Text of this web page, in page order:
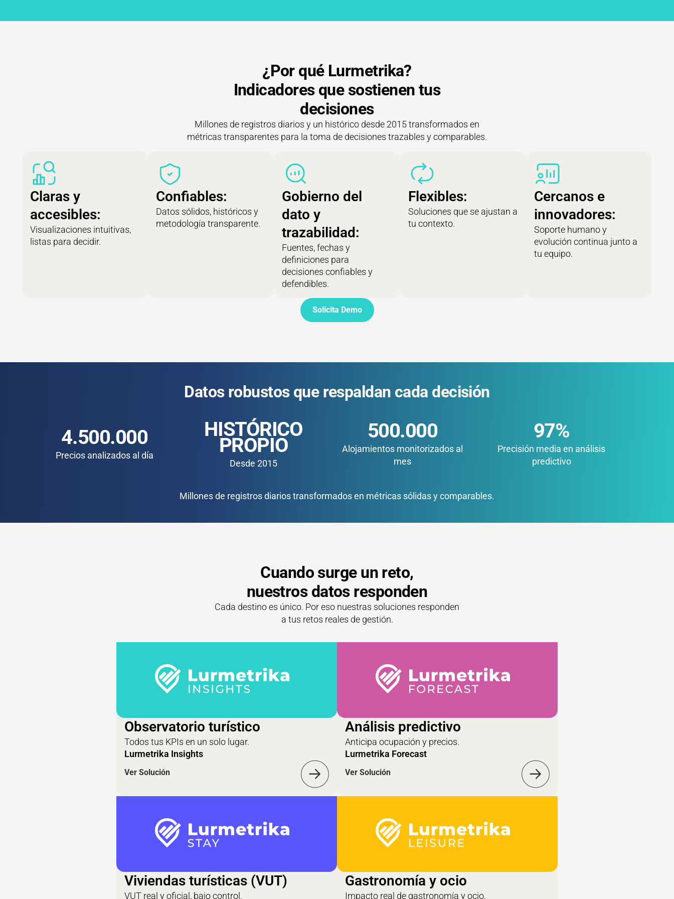
¿Por qué Lurmetrika?
Indicadores que sostienen tus
decisiones
Millones de registros diarios y un histórico desde 2015 transformados en
métricas transparentes para la toma de decisiones trazables y comparables.
Claras y
accesibles:
Visualizaciones intuitivas,
listas para decidir.
Confiables:
Datos sólidos, históricos y
metodología transparente.
Gobierno del
dato y
trazabilidad:
Fuentes, fechas y
definiciones para
decisiones confiables y
defendibles.
Flexibles:
Soluciones que se ajustan a
tu contexto.
Cercanos e
innovadores:
Soporte humano y
evolución continua junto a
tu equipo.
Solicita Demo
Datos robustos que respaldan cada decisión
4.500.000
Precios analizados al día
HISTÓRICO
PROPIO
Desde 2015
500.000
Alojamientos monitorizados al
mes
97%
Precisión media en análisis
predictivo
Millones de registros diarios transformados en métricas sólidas y comparables.
Cuando surge un reto,
nuestros datos responden
Cada destino es único. Por eso nuestras soluciones responden
a tus retos reales de gestión.
Observatorio turístico
Todos tus KPIs en un solo lugar.
Lurmetrika Insights
Ver Solución
Análisis predictivo
Anticipa ocupación y precios.
Lurmetrika Forecast
Ver Solución
Viviendas turísticas (VUT)
VUT real y oficial, bajo control.
Gastronomía y ocio
Impacto real de gastronomía y ocio.